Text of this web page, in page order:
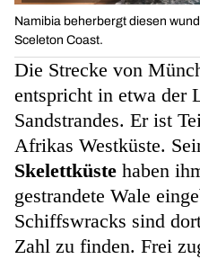
Namibia beherbergt diesen
Sceleton Coast.
Die Strecke von
entspricht in etwa der
Sandstrandes. Er ist
Afrikas Westküste.
Skelettküste haben
gestrandete Wale
Schiffswracks sind
Zahl zu finden. Frei